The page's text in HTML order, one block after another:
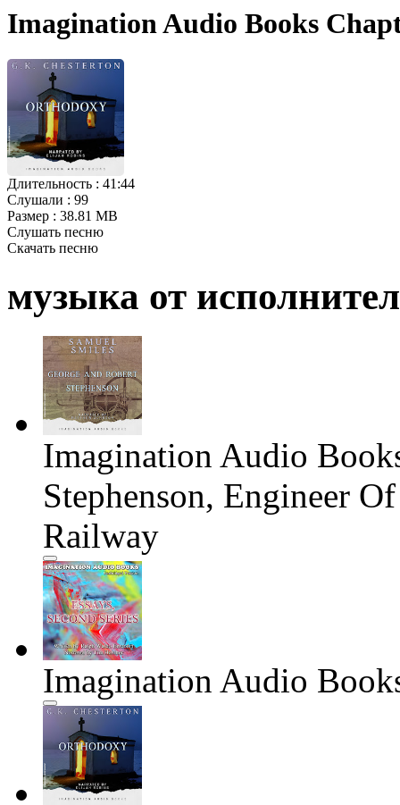
Imagination Audio Books
Длительность : 41:44
Слушали : 99
Размер : 38.81 MB
Слушать песню
Скачать песню
музыка от
Imagination Audio
Stephenson, Engineer
Railway
Imagination Audio